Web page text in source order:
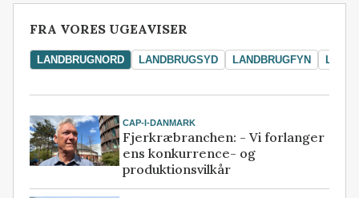
FRA VORES UGEAVISER
LANDBRUGNORD LANDBRUGSYD LANDBRUGFYN
CAP-I-DANMARK
Fjerkræbranchen: - Vi forlanger
ens konkurrence- og
produktionsvilkår